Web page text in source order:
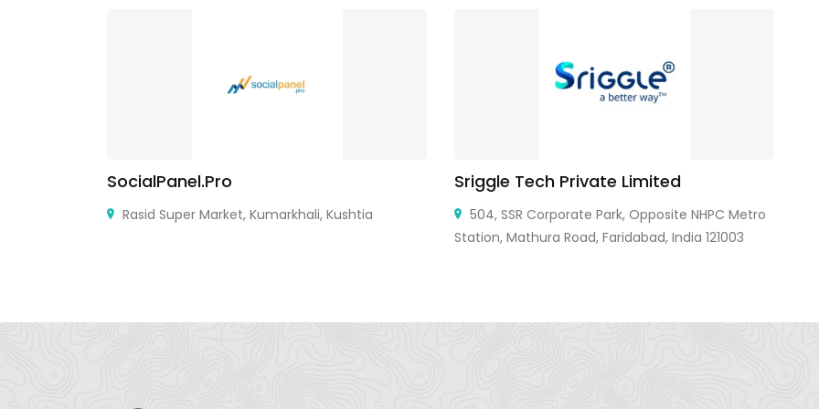
SocialPanel.Pro
Rasid Super Market, Kumarkhali, Kushtia
Sriggle Tech Private Limited
504, SSR Corporate Park, Opposite NHPC Metro
Station, Mathura Road, Faridabad, India 121003